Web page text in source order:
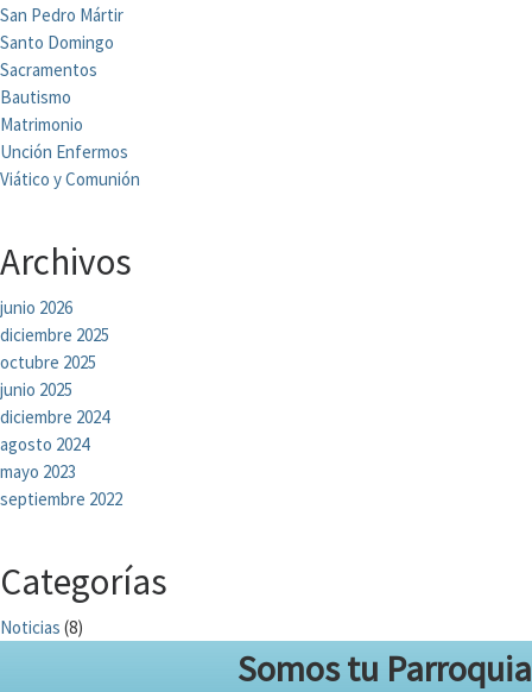
San Pedro Mártir
Santo Domingo
Sacramentos
Bautismo
Matrimonio
Unción Enfermos
Viático y Comunión
Archivos
junio 2026
diciembre 2025
octubre 2025
junio 2025
diciembre 2024
agosto 2024
mayo 2023
septiembre 2022
Categorías
Noticias (8)
Somos tu Parroquia